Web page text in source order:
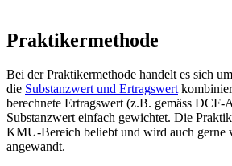
Praktikermethode
Bei der Praktikermethode handelt es sich
die Substanzwert und Ertragswert
berechnete Ertragswert (z.B. gemäss DCF-
Substanzwert einfach gewichtet. Die
KMU-Bereich beliebt und wird auch gerne
angewandt.